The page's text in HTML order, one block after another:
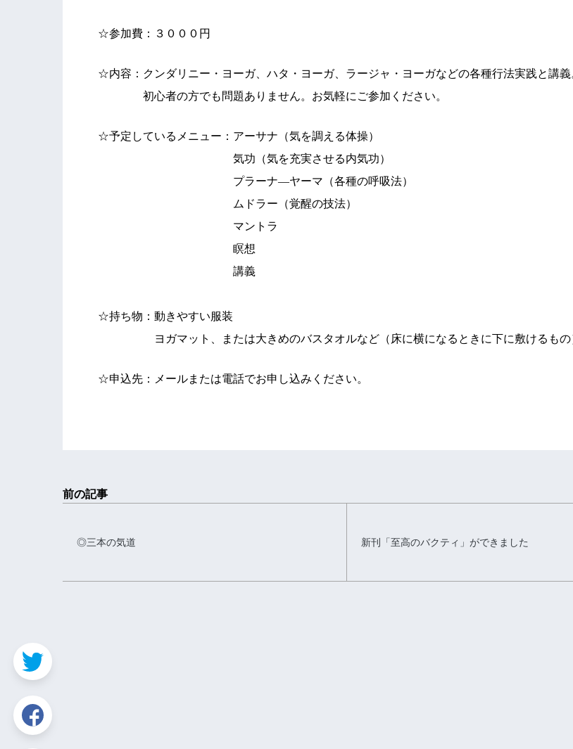
☆参加費：３０００円
☆内容：クンダリニー・ヨーガ、ハタ・ヨーガ、ラージャ・ヨーガなどの各種行法実践と講義
初心者の方でも問題ありません。お気軽にご参加ください。
☆予定しているメニュー：アーサナ（気を調える体操）
気功（気を充実させる内気功）
プラーナ―ヤーマ（各種の呼吸法）
ムドラー（覚醒の技法）
マントラ
瞑想
講義
☆持ち物：動きやすい服装
ヨガマット、または大きめのバスタオルなど（床に横になるときに下に敷けるもの
☆申込先：メールまたは電話でお申し込みください。
前の記事
◎三本の気道 新刊「至高のバクティ」ができました